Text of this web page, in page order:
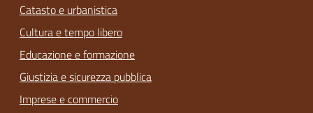
Catasto e urbanistica
Cultura e tempo libero
Educazione e formazione
Giustizia e sicurezza pubblica
Imprese e commercio